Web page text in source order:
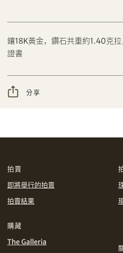
分享到
我已閱讀並同意使用條款及私
設定您的最高競投價
鑲18K黃金，鑽石共重約1.40克
證書
分享
拍賣
即將舉行的拍賣
拍賣結果
購藏
The Galleria